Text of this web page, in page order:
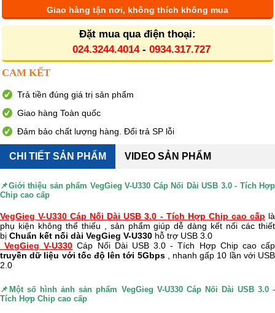
Giao hàng tận nơi, không thích không mua
Đặt mua qua điện thoại:
024.3244.4014- 0934.317.727
CAM KẾT
Trả tiền đúng giá trị sản phẩm
Giao hàng Toàn quốc
Đảm bảo chất lượng hàng. Đổi trả SP lỗi
CHI TIẾT SẢN PHẨM VIDEO SẢN PHẨM
📌Giới thiệu sản phẩm VegGieg V-U330 Cáp Nối Dài USB 3.0 - Tích Hợp
Chip cao cấp
VegGieg V-U330 Cáp Nối Dài USB 3.0 - Tích Hợp Chip cao cấp là
phụ kiện không thể thiếu , sản phẩm giúp dễ dàng kết nối các thiết
bị Chuẩn kết nối dài VegGieg V-U330 hỗ trợ USB 3.0
VegGieg V-U330 Cáp Nối Dài USB 3.0 - Tích Hợp Chip cao cấp
truyền dữ liệu với tốc độ lên tới 5Gbps, nhanh gấp 10 lần với USB
2.0
📌Một số hình ảnh sản phẩm VegGieg V-U330 Cáp Nối Dài USB 3.0 -
Tích Hợp Chip cao cấp